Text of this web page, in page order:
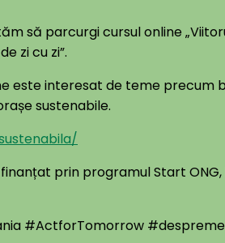
să parcurgi cursul online
zi cu zi”.
este interesat de teme precum
sustenabile.
prin programul Start
#ActforTomorrow